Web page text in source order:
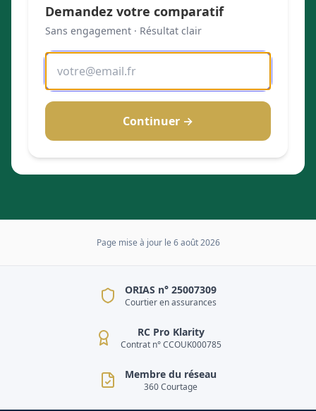
Demandez votre comparatif
Sans engagement · Résultat clair
Continuer →
Page mise à jour le 6 août 2026
ORIAS n° 25007309
Courtier en assurances
RC Pro Klarity
Contrat n° CCOUK000785
Membre du réseau
360 Courtage